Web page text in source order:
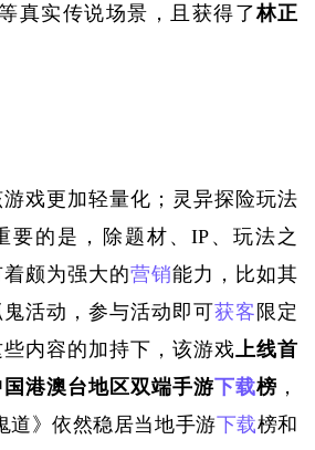
真实传说场景，且获得了林正
戏更加轻量化；灵异探险玩法
要的是，除题材、 IP、玩法之
颇为强大的营销能力，比如其
活动，参与活动即可获客 限定
内容的加持下，该游戏上线首
港澳台地区双端手游下载榜 ，
道》依然稳居当地手游下载榜和